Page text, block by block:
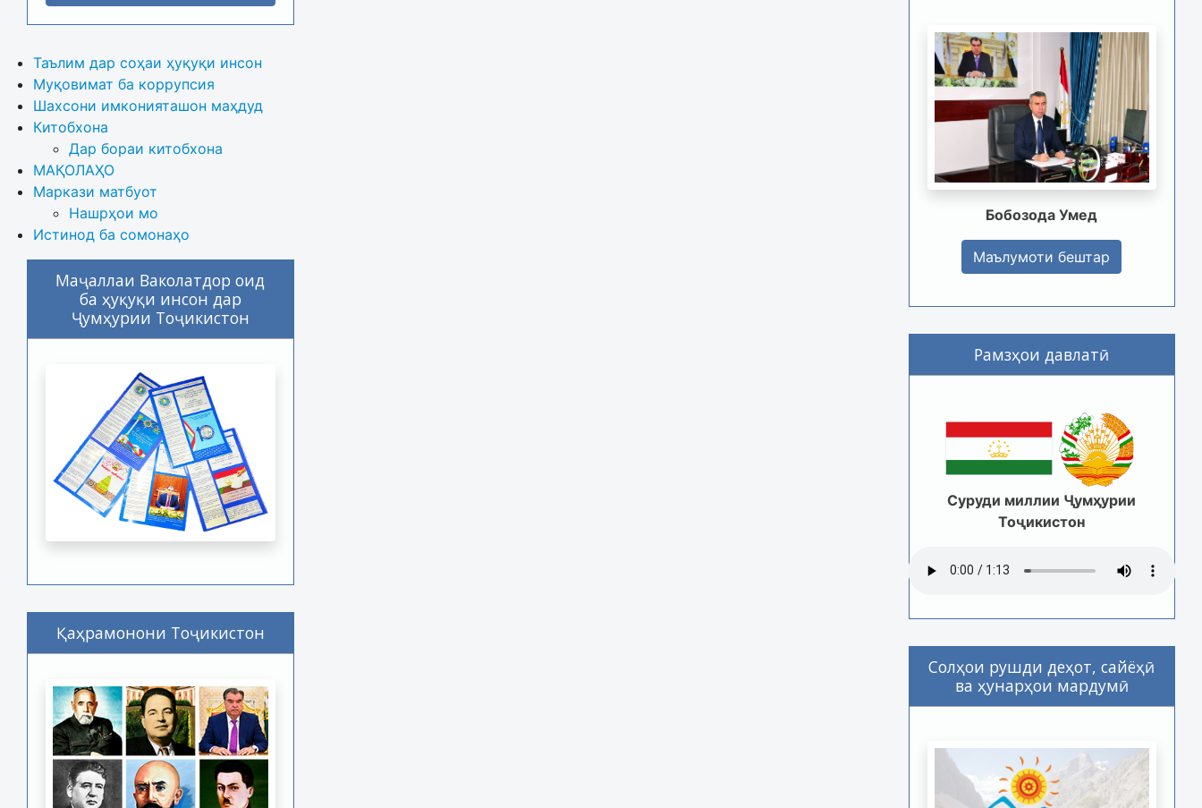
Таълим дар соҳаи ҳуқуқи инсон
Муқовимат ба коррупсия
Шахсони имконияташон маҳдуд
Китобхона
Дар бораи китобхона
МАҚОЛАҲО
Маркази матбуот
Нашрҳои мо
Истинод ба сомонаҳо
Маҷаллаи Ваколатдор оид
ба ҳуқуқи инсон дар
Ҷумҳурии Тоҷикистон
Қаҳрамонони Тоҷикистон
Бобозода Умед
Маълумоти бештар
Рамзҳои давлатӣ
Суруди миллии Ҷумҳурии
Тоҷикистон
Солҳои рушди деҳот, сайёҳӣ
ва ҳунарҳои мардумӣ